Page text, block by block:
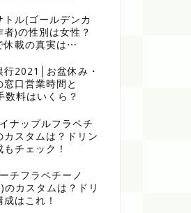
トル(ゴールデンカ
者)の性別は女性？
休載の真実は⋯
行2021│お盆休み・
窓口営業時間と
数料はいくら？
ナップルフラペチ
カスタムは？ドリン
もチェック！
チフラペチーノ
のカスタムは？ドリ
成はこれ！